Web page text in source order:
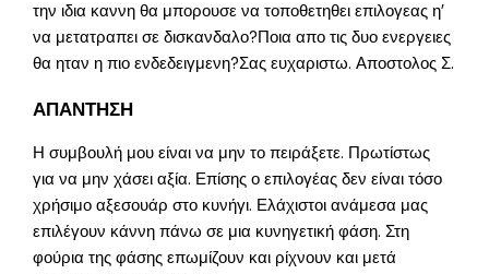
την ιδια καννη θα μπορουσε να τοποθετηθει επιλογεας η’
να μετατραπει σε δισκανδαλο?Ποια απο τις δυο ενεργειες
θα ηταν η πιο ενδεδειγμενη?Σας ευχαριστω. Αποστολος Σ.
ΑΠΑΝΤΗΣΗ
Η συμβουλή μου είναι να μην το πειράξετε. Πρωτίστως
για να μην χάσει αξία. Επίσης ο επιλογέας δεν είναι τόσο
χρήσιμο αξεσουάρ στο κυνήγι. Ελάχιστοι ανάμεσα μας
επιλέγουν κάννη πάνω σε μια κυνηγετική φάση. Στη
φούρια της φάσης επωμίζουν και ρίχνουν και μετά